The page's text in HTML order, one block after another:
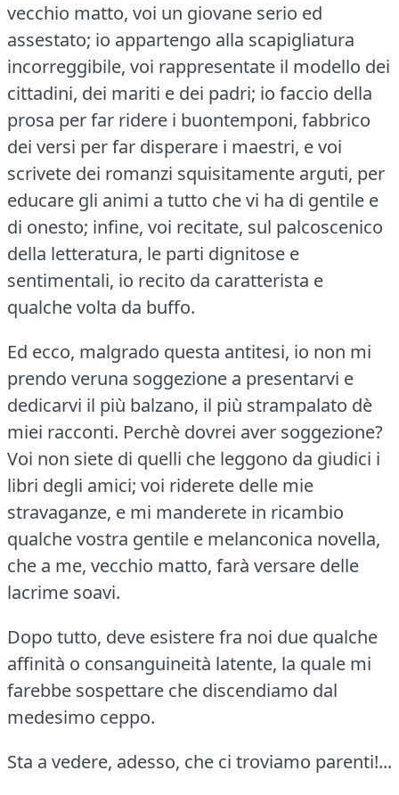
vecchio matto, voi un giovane serio ed
assestato; io appartengo alla scapigliatura
incorreggibile, voi rappresentate il modello dei
cittadini, dei mariti e dei padri; io faccio della
prosa per far ridere i buontemponi, fabbrico
dei versi per far disperare i maestri, e voi
scrivete dei romanzi squisitamente arguti, per
educare gli animi a tutto che vi ha di gentile e
di onesto; infine, voi recitate, sul palcoscenico
della letteratura, le parti dignitose e
sentimentali, io recito da caratterista e
qualche volta da buffo.
Ed ecco, malgrado questa antitesi, io non mi
prendo veruna soggezione a presentarvi e
dedicarvi il più balzano, il più strampalato dè
miei racconti. Perchè dovrei aver soggezione?
Voi non siete di quelli che leggono da giudici i
libri degli amici; voi riderete delle mie
stravaganze, e mi manderete in ricambio
qualche vostra gentile e melanconica novella,
che a me, vecchio matto, farà versare delle
lacrime soavi.
Dopo tutto, deve esistere fra noi due qualche
affinità o consanguineità latente, la quale mi
farebbe sospettare che discendiamo dal
medesimo ceppo.
Sta a vedere, adesso, che ci troviamo parenti!...